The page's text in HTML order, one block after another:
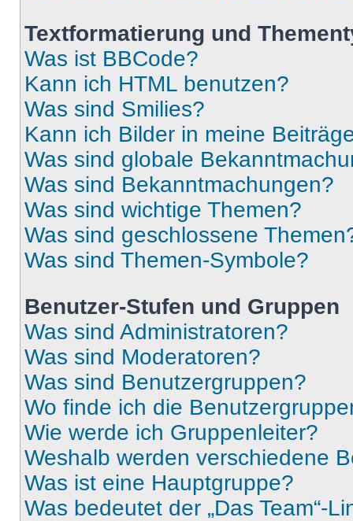
Textformatierung und
Was ist BBCode?
Kann ich HTML benutzen?
Was sind Smilies?
Kann ich Bilder in meine
Was sind globale
Was sind Bekanntmachungen?
Was sind wichtige Themen?
Was sind geschlossene
Was sind Themen-Symbole?
Benutzer-Stufen und Gruppen
Was sind Administratoren?
Was sind Moderatoren?
Was sind Benutzergruppen?
Wo finde ich die
Wie werde ich Gruppenleiter?
Weshalb werden verschiedene
Was ist eine Hauptgruppe?
Was bedeutet der „Das Team“-